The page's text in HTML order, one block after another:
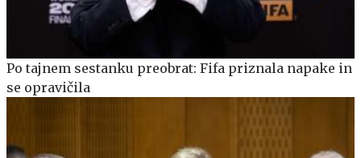
Po tajnem sestanku preobrat: Fifa priznala napake in
se opravičila